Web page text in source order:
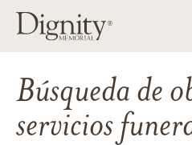
Búsqueda de
servicios